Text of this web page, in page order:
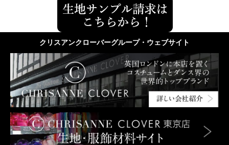
クリスアンクローバーグループ・ウェブサイト